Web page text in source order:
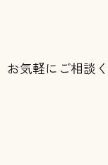
気軽にご相談く